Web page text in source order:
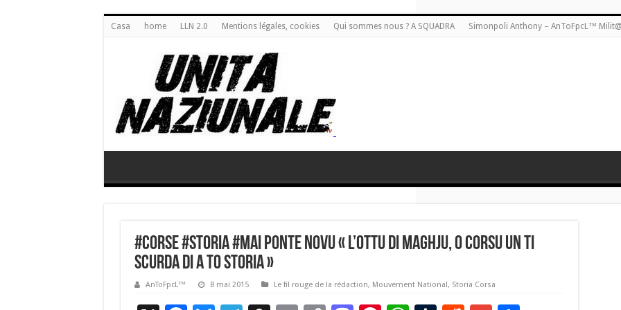
Casa home LLN 2.0 Mentions légales, cookies Qui sommes nous ? A SQUADRA Simonpoli Anthony – AnToFpcL™
#Corse #Storia #Mai PONTE NOVU « L’OTTU DI MAGHJU, O CORSU UN TI
SCURDA DI A TO STORIA »
AnToFpcL™ 8 mai 2015 Le fil rouge de la rédaction, Mouvement National, Storia Corsa